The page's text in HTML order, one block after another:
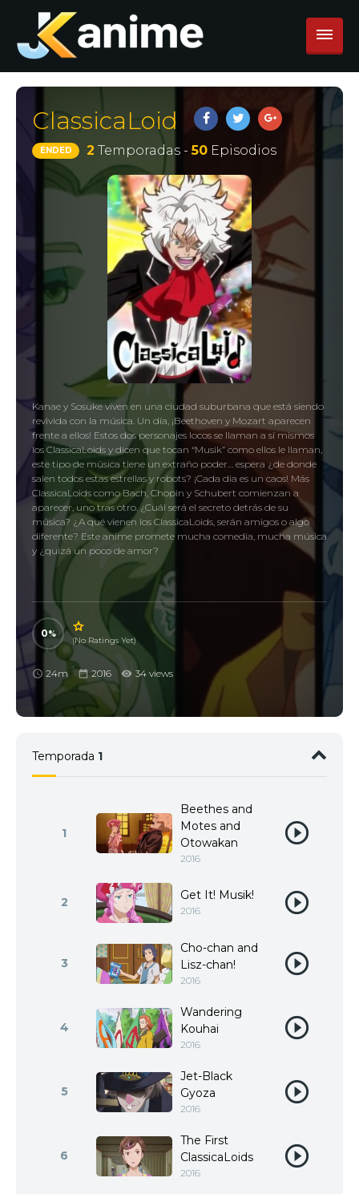
ClassicaLoid
ENDED 2 Temporadas -50Episodios
Kanae y Sosuke viven en una ciudad suburbana que está siendo
revivida con la música. Un día, ¡Beethoven y Mozart aparecen
frente a ellos! Estos dos personajes locos se llaman a sí mismos
los ClassicaLoids y dicen que tocan “Musik” como ellos le llaman,
este tipo de música tiene un extraño poder… espera ¿de donde
salen todos estas estrellas y robots? ¡Cada dia es un caos! Más
ClassicaLoids como Bach, Chopin y Schubert comienzan a
aparecer, uno tras otro. ¿Cuál será el secreto detrás de su
música? ¿A qué vienen los ClassicaLoids, serán amigos o algo
diferente? Este anime promete mucha comedia, mucha música
y ¿quizá un poco de amor?
0
(No Ratings Yet)
24m 2016 34 views
Temporada 1
1
Beethes and
Motes and
Otowakan
2016
2 Get It! Musik!
2016
3
Cho-chan and
Lisz-chan!
2016
4
Wandering
Kouhai
2016
5
Jet-Black
Gyoza
2016
6
The First
ClassicaLoids
2016